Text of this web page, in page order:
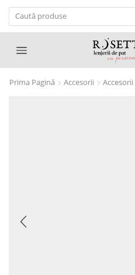
Prima Pagină Accesorii